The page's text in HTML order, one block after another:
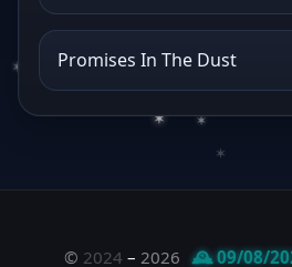
✶
✶
✶
✶
✶
Promises In The Dust
© 2024 – 2026 🕰️ 09/08/